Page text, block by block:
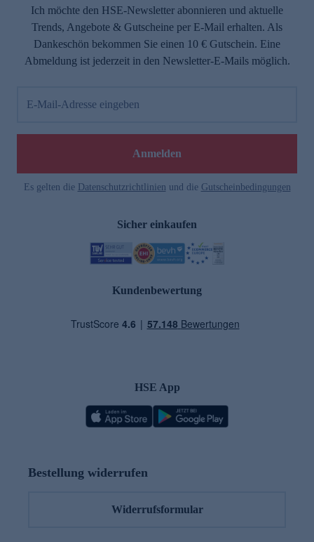
Ich möchte den HSE-Newsletter abonnieren und aktuelle
Trends, Angebote & Gutscheine per E-Mail erhalten. Als
Dankeschön bekommen Sie einen 10 € Gutschein. Eine
Abmeldung ist jederzeit in den Newsletter-E-Mails möglich.
E-Mail-Adresse eingeben
Anmelden
Es gelten die Datenschutzrichtlinien und die Gutscheinbedingungen
Sicher einkaufen
Kundenbewertung
HSE App
Bestellung widerrufen
Widerrufsformular